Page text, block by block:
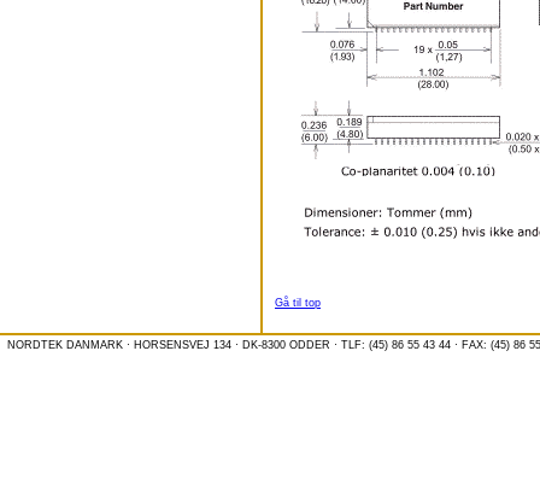
Gå til top
NORDTEK DANMARK · HORSENSVEJ 134 · DK-8300 ODDER · TLF: (45) 86 55 43 44 · FAX: (45) 86